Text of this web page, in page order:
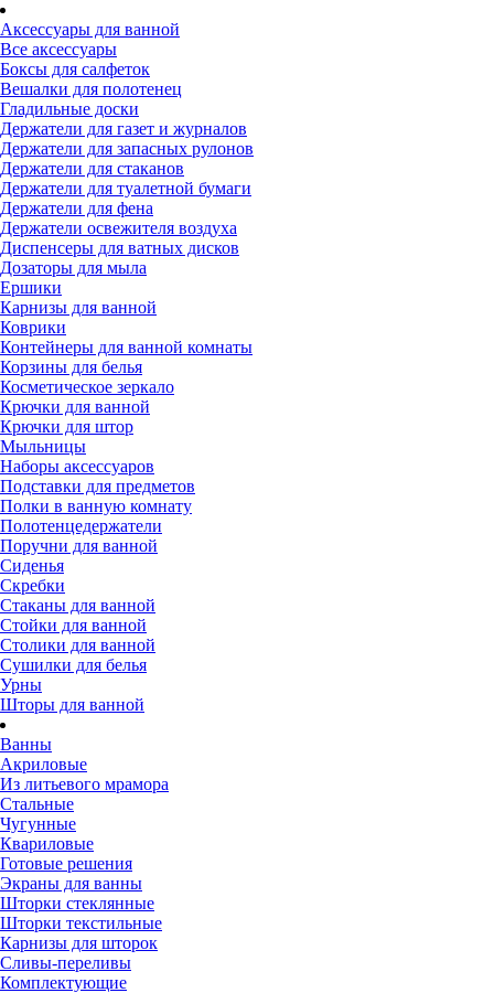
Аксессуары для ванной
Все аксессуары
Боксы для салфеток
Вешалки для полотенец
Гладильные доски
Держатели для газет и журналов
Держатели для запасных рулонов
Держатели для стаканов
Держатели для туалетной бумаги
Держатели для фена
Держатели освежителя воздуха
Диспенсеры для ватных дисков
Дозаторы для мыла
Ершики
Карнизы для ванной
Коврики
Контейнеры для ванной комнаты
Корзины для белья
Косметическое зеркало
Крючки для ванной
Крючки для штор
Мыльницы
Наборы аксессуаров
Подставки для предметов
Полки в ванную комнату
Полотенцедержатели
Поручни для ванной
Сиденья
Скребки
Стаканы для ванной
Стойки для ванной
Столики для ванной
Сушилки для белья
Урны
Шторы для ванной
Ванны
Акриловые
Из литьевого мрамора
Стальные
Чугунные
Квариловые
Готовые решения
Экраны для ванны
Шторки стеклянные
Шторки текстильные
Карнизы для шторок
Сливы-переливы
Комплектующие